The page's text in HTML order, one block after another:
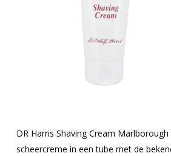
DR Harris Shaving Cream
scheercreme in een tube met de